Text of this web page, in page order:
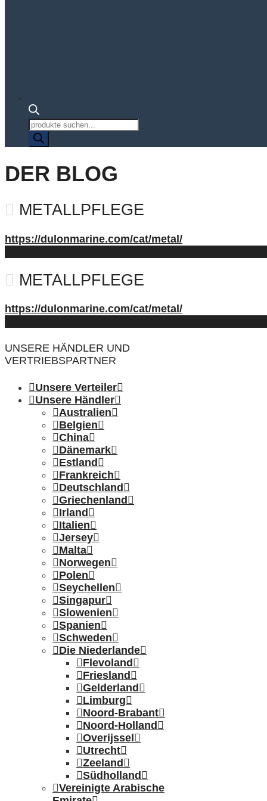
Produktsuche
DER BLOG
METALLPFLEGE
https://dulonmarine.com/cat/metal/
METALLPFLEGE
https://dulonmarine.com/cat/metal/
UNSERE HÄNDLER UND
VERTRIEBSPARTNER
Unsere Verteiler
Unsere Händler
Australien
Belgien
China
Dänemark
Estland
Frankreich
Deutschland
Griechenland
Irland
Italien
Jersey
Malta
Norwegen
Polen
Seychellen
Singapur
Slowenien
Spanien
Schweden
Die Niederlande
Flevoland
Friesland
Gelderland
Limburg
Noord-Brabant
Noord-Holland
Overijssel
Utrecht
Zeeland
Südholland
Vereinigte Arabische